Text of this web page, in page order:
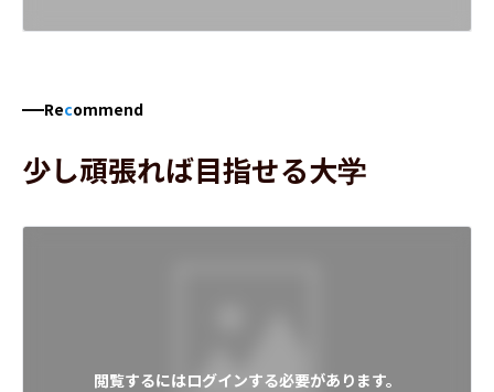
Recommend
少し頑張れば目指せる大学
閲覧するにはログインする必要があります。